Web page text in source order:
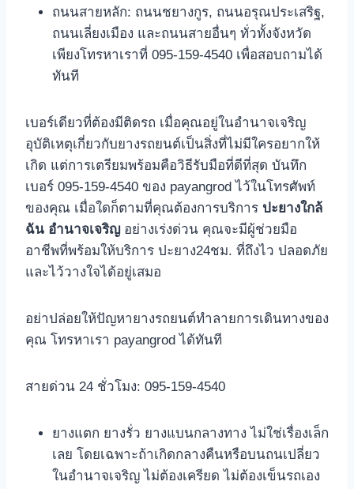
ถนนสายหลัก: ถนนชยางกูร, ถนนอรุณประเสริฐ,
ถนนเลี่ยงเมือง และถนนสายอื่นๆ ทั่วทั้งจังหวัด
เพียงโทรหาเราที่ 095-159-4540 เพื่อสอบถามได้
ทันที
เบอร์เดียวที่ต้องมีติดรถ เมื่อคุณอยู่ในอำนาจเจริญ
อุบัติเหตุเกี่ยวกับยางรถยนต์เป็นสิ่งที่ไม่มีใครอยากให้
เกิด แต่การเตรียมพร้อมคือวิธีรับมือที่ดีที่สุด บันทึก
เบอร์ 095-159-4540 ของ payangrod ไว้ในโทรศัพท์
ของคุณ เมื่อใดก็ตามที่คุณต้องการบริการ ปะยางใกล้
ฉัน อำนาจเจริญอย่างเร่งด่วน คุณจะมีผู้ช่วยมือ
อาชีพที่พร้อมให้บริการ ปะยาง24ชม. ที่ถึงไว ปลอดภัย
และไว้วางใจได้อยู่เสมอ
อย่าปล่อยให้ปัญหายางรถยนต์ทำลายการเดินทางของ
คุณ โทรหาเรา payangrod ได้ทันที
สายด่วน 24 ชั่วโมง: 095-159-4540
ยางแตก ยางรั่ว ยางแบนกลางทาง ไม่ใช่เรื่องเล็ก
เลย โดยเฉพาะถ้าเกิดกลางคืนหรือบนถนเปลี่ยว
ในอำนาจเจริญ ไม่ต้องเครียด ไม่ต้องเข็นรถเอง